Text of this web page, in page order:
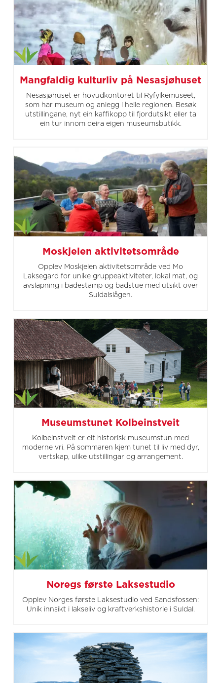
Mangfaldig kulturliv på Nesasjøhuset
Nesasjøhuset er hovudkontoret til Ryfylkemuseet,
som har museum og anlegg i heile regionen. Besøk
utstillingane, nyt ein kaffikopp til fjordutsikt eller ta
ein tur innom deira eigen museumsbutikk.
Moskjelen aktivitetsområde
Opplev Moskjelen aktivitetsområde ved Mo
Laksegard for unike gruppeaktiviteter, lokal mat, og
avslapning i badestamp og badstue med utsikt over
Suldalslågen.
Museumstunet Kolbeinstveit
Kolbeinstveit er eit historisk museumstun med
moderne vri. På sommaren kjem tunet til liv med dyr,
vertskap, ulike utstillingar og arrangement.
Noregs første Laksestudio
Opplev Norges første Laksestudio ved Sandsfossen:
Unik innsikt i lakseliv og kraftverkshistorie i Suldal.